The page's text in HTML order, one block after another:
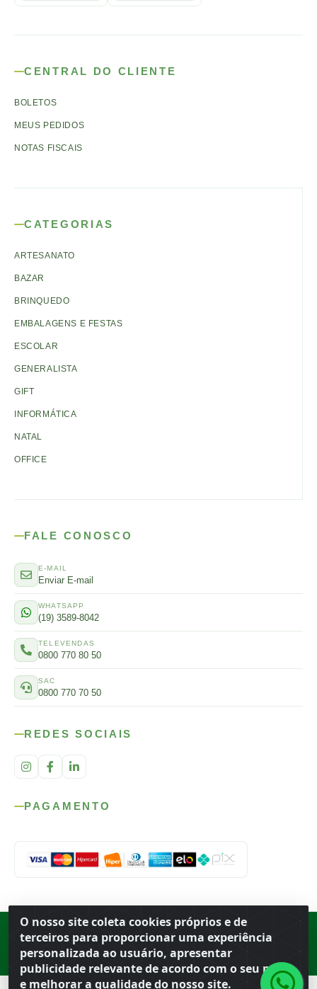
O nosso site coleta cookies próprios e de
terceiros para proporcionar uma experiência
personalizada ao usuário, apresentar
publicidade relevante de acordo com o seu perfil
e melhorar a qualidade do nosso site.
CENTRAL DO CLIENTE
BOLETOS
MEUS PEDIDOS
NOTAS FISCAIS
CATEGORIAS
ARTESANATO
BAZAR
BRINQUEDO
EMBALAGENS E FESTAS
ESCOLAR
GENERALISTA
GIFT
INFORMÁTICA
NATAL
OFFICE
FALE CONOSCO
E-MAIL
Enviar E-mail
WHATSAPP
(19) 3589-8042
TELEVENDAS
0800 770 80 50
SAC
0800 770 70 50
REDES SOCIAIS
PAGAMENTO
Rod. SP-215, s/n, km 98 — Área Rural Porto Ferreira ·BR
· CEP
· CNPJ 56.679.863/0001-91
© 2026 Atacado Ideal